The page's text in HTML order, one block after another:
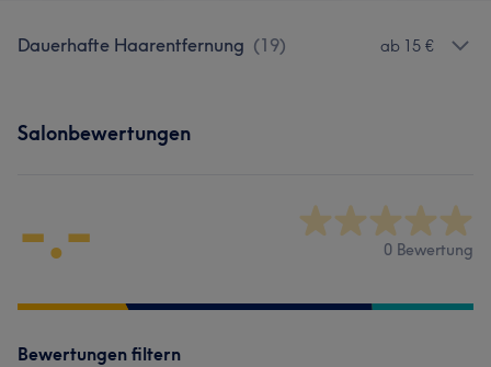
Dauerhafte Haarentfernung (19) ab 15 €
Salonbewertungen
-.- 0 Bewertung
Bewertungen filtern